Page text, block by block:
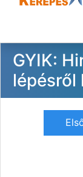
GYIK:
lépésről